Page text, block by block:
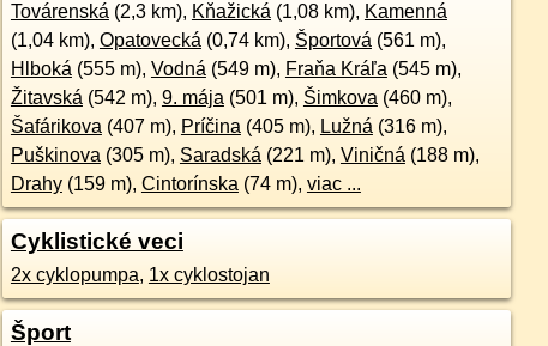
Továrenská (2,3 km), Kňažická (1,08 km), Kamenná
(1,04 km), Opatovecká (0,74 km), Športová (561 m),
Hlboká (555 m), Vodná (549 m), Fraňa Kráľa (545 m),
Žitavská (542 m), 9. mája (501 m), Šimkova (460 m),
Šafárikova (407 m), Príčina (405 m), Lužná (316 m),
Puškinova (305 m), Saradská (221 m), Viničná (188 m),
Drahy(159 m), Cintorínska (74 m), viac ...
Cyklistické veci
2x cyklopumpa, 1x cyklostojan
Šport